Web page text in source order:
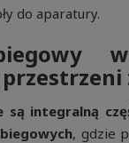
do aparatury.
są integralną
, gdzie